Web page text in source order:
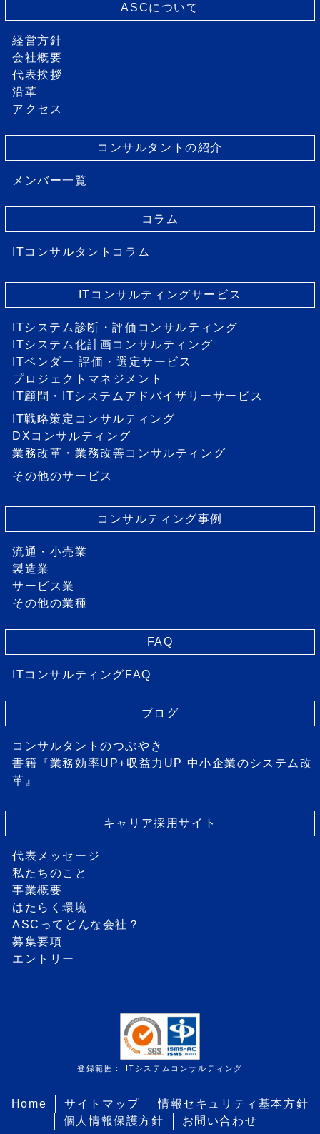
ASCについて
経営方針
会社概要
代表挨拶
沿革
アクセス
コンサルタントの紹介
メンバー一覧
コラム
ITコンサルタントコラム
ITコンサルティングサービス
ITシステム診断・評価コンサルティング
ITシステム化計画コンサルティング
ITベンダー 評価・選定サービス
プロジェクトマネジメント
IT顧問・ITシステムアドバイザリーサービス
IT戦略策定コンサルティング
DXコンサルティング
業務改革・業務改善コンサルティング
その他のサービス
コンサルティング事例
流通・小売業
製造業
サービス業
その他の業種
FAQ
ITコンサルティングFAQ
ブログ
コンサルタントのつぶやき
書籍『業務効率UP+収益力UP 中小企業のシステム改
革』
キャリア採用サイト
代表メッセージ
私たちのこと
事業概要
はたらく環境
ASCってどんな会社？
募集要項
エントリー
登録範囲： ITシステムコンサルティング
Home サイトマップ
情報セキュリティ基本方針
個人情報保護方針
お問い合わせ